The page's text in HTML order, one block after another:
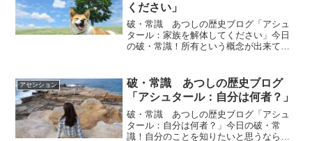
ください」
破・常識 あつしの歴史ブログ「アシュ
タール：家族を解体してください」今日
の破・常識！所有という概念が出来てか
されてしまったのです。ｂｙアシュター
ルアシュタールからのメッ...
アセンション
破・常識 あつしの歴史ブログ
「アシュタール：自分は何者？」
破・常識 あつしの歴史ブログ「アシュ
タール：自分は何者？」今日の破・常
識！自分のことを知りたいと思うならば